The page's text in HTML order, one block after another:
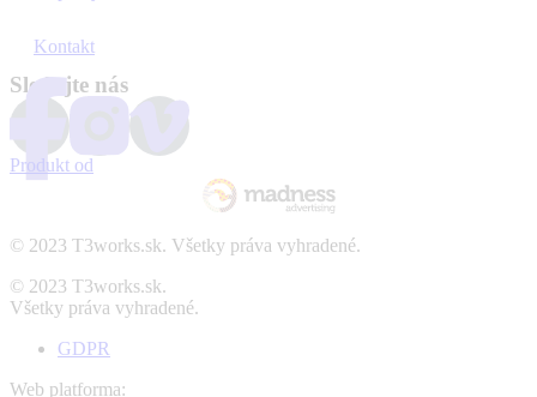
Kontakt
Sledujte nás
Produkt od
© 2023 T3works.sk. Všetky práva vyhradené.
© 2023 T3works.sk.
Všetky práva vyhradené.
GDPR
Web platforma: